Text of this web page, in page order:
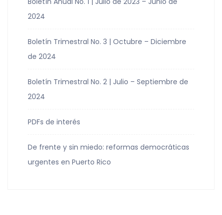
2024
Boletín Trimestral No. 3 | Octubre – Diciembre
de 2024
Boletín Trimestral No. 2 | Julio – Septiembre de
2024
PDFs de interés
De frente y sin miedo: reformas democráticas
urgentes en Puerto Rico